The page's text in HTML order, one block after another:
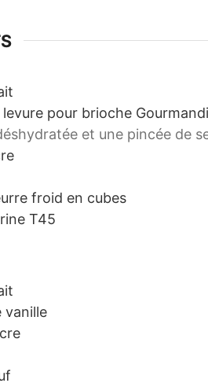
pour brioche
et une pincée de
froid en cubes
T45
vanille